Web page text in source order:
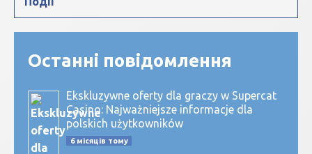
Останні повідомлення
Ekskluzywne oferty dla graczy w Supercat
Casino: Najważniejsze informacje dla
polskich użytkowników
6 місяців тому